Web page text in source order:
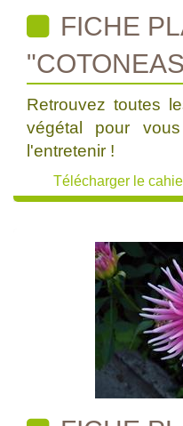
FICHE
Retrouvez toutes
végétal pour
l'entretenir !
Télécharger le